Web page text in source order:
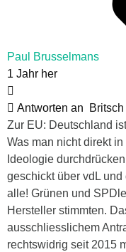
Paul Brusselmans
1 Jahr her
Antworten an
Britsch
Zur EU: Deutschland
Was man nicht direkt
Ideologie
geschickt über vdL
alle! Grünen und
Hersteller stimmten.
ausschliesslichem
rechtswidrig seit 2015